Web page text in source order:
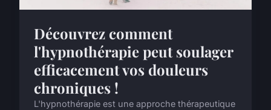
Découvrez comment
l'hypnothérapie peut soulager
efficacement vos douleurs
chroniques !
L'hypnothérapie est une approche thérapeutique